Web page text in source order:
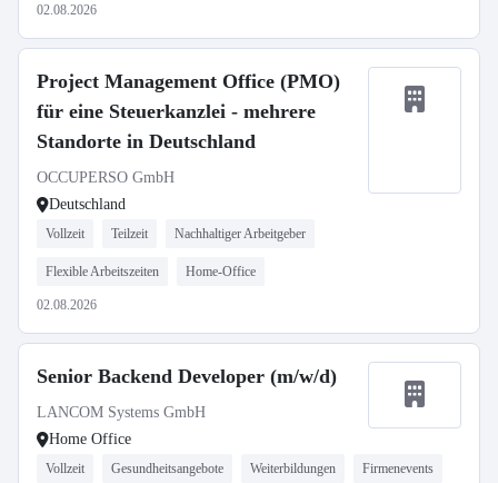
02.08.2026
Project Management Office (PMO)
für eine Steuerkanzlei - mehrere
Standorte in Deutschland
OCCUPERSO GmbH
Deutschland
Vollzeit Teilzeit Nachhaltiger Arbeitgeber
Flexible Arbeitszeiten Home-Office
02.08.2026
Senior Backend Developer (m/w/d)
LANCOM Systems GmbH
Home Office
Vollzeit Gesundheitsangebote Weiterbildungen Firmenevents